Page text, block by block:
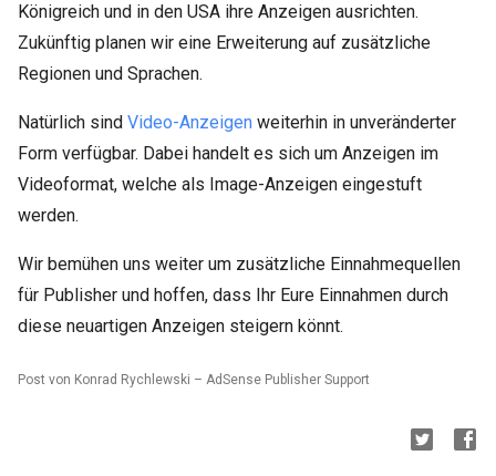
Königreich und in den USA ihre Anzeigen ausrichten.
Zukünftig planen wir eine Erweiterung auf zusätzliche
Regionen und Sprachen.
Natürlich sind Video-Anzeigen weiterhin in unveränderter
Form verfügbar. Dabei handelt es sich um Anzeigen im
Videoformat, welche als Image-Anzeigen eingestuft
werden.
Wir bemühen uns weiter um zusätzliche Einnahmequellen
für Publisher und hoffen, dass Ihr Eure Einnahmen durch
diese neuartigen Anzeigen steigern könnt.
Post von Konrad Rychlewski – AdSense Publisher Support